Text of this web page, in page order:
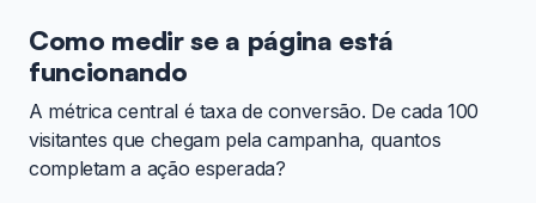
Como medir se a página está
funcionando
A métrica central é taxa de conversão. De cada 100
visitantes que chegam pela campanha, quantos
completam a ação esperada?